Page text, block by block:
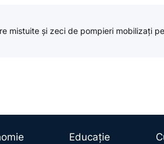
mistuite și zeci de pompieri mobilizați
Educație